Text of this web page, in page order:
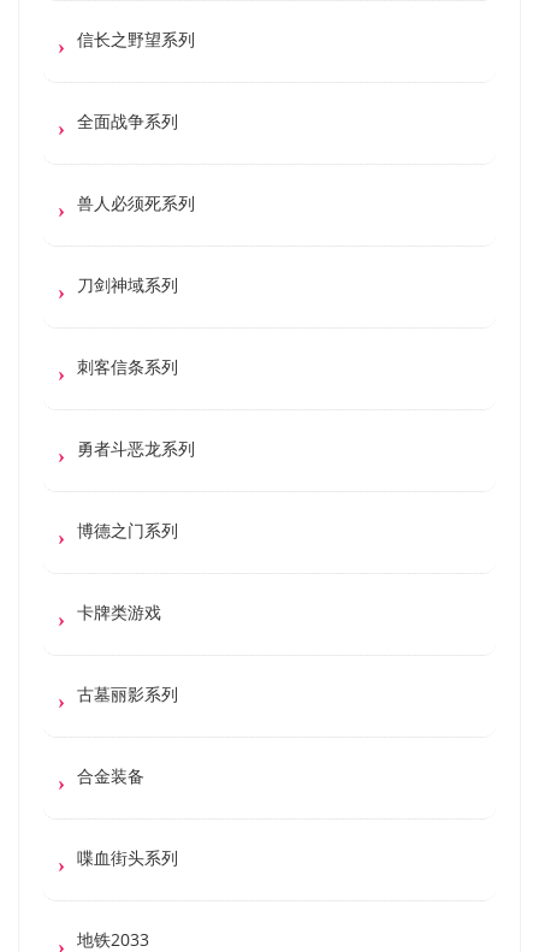
信长之野望系列
全面战争系列
兽人必须死系列
刀剑神域系列
刺客信条系列
勇者斗恶龙系列
博德之门系列
卡牌类游戏
古墓丽影系列
合金装备
喋血街头系列
地铁2033